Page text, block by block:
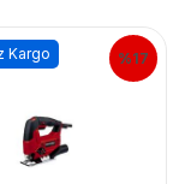
%17
Kargo